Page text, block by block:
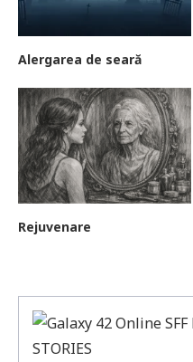
Alergarea de seară
Rejuvenare